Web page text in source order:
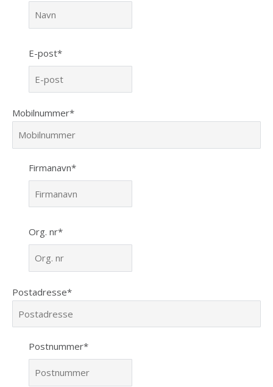
E-post*
Mobilnummer*
Firmanavn*
Org. nr*
Postadresse*
Postnummer*